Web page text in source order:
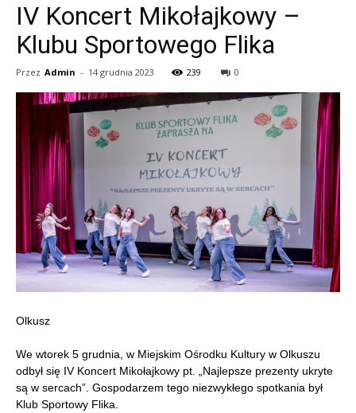
IV Koncert Mikołajkowy –
Klubu Sportowego Flika
Przez Admin - 14 grudnia 2023 239 0
Olkusz
We wtorek 5 grudnia, w Miejskim Ośrodku Kultury w Olkuszu
odbył się IV Koncert Mikołajkowy pt. „Najlepsze prezenty ukryte
są w sercach”. Gospodarzem tego niezwykłego spotkania był
Klub Sportowy Flika.